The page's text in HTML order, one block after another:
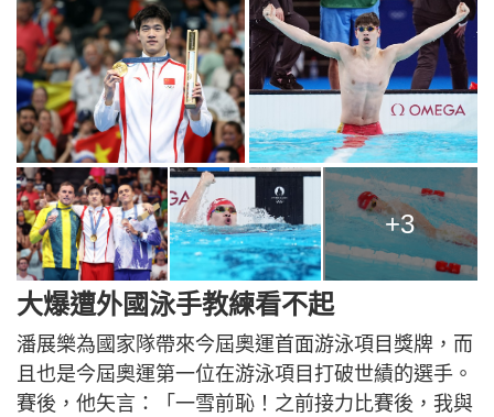
+3
大爆遭外國泳手教練看不起
潘展樂為國家隊帶來今屆奧運首面游泳項目獎牌，而
且也是今屆奧運第一位在游泳項目打破世績的選手。
賽後，他矢言：「一雪前恥！之前接力比賽後，我與